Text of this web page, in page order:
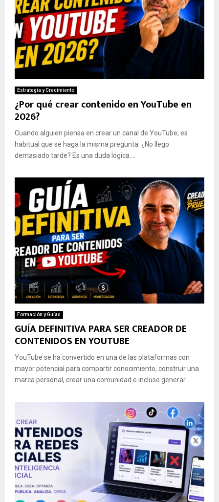
Estrategia y Crecimiento
¿Por qué crear contenido en YouTube en
2026?
Cuando alguien piensa en crear un canal de YouTube, es
habitual que se haga la misma pregunta: ¿No llego
demasiado tarde? Es una duda lógica....
Formación y Guías
GUÍA DEFINITIVA PARA SER CREADOR DE
CONTENIDOS EN YOUTUBE
YouTube se ha convertido en una de las plataformas con
mayor potencial para compartir conocimiento, construir una
marca personal, crear una comunidad e incluso generar...